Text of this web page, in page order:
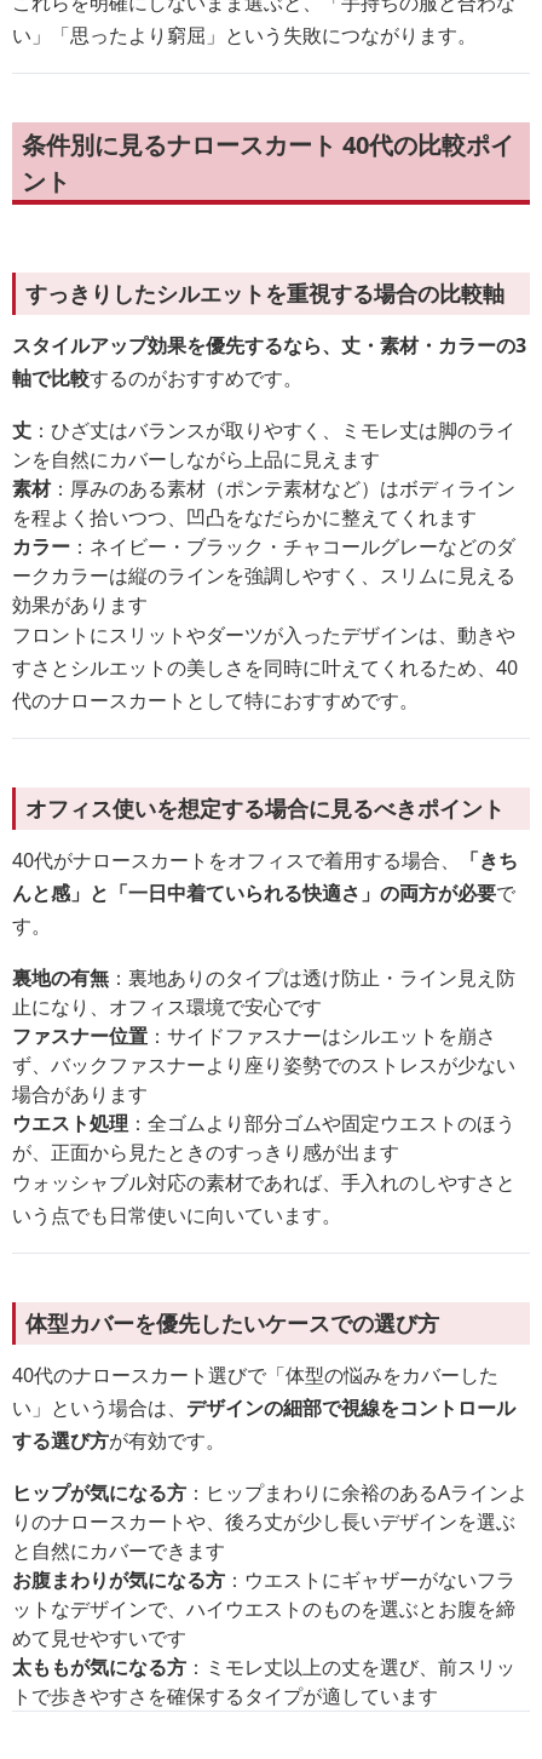
い」「思ったより窮屈」という失敗につながります。
条件別に見るナロースカート 40代の比較ポイ
ント
すっきりしたシルエットを重視する場合の比較軸
スタイルアップ効果を優先するなら、丈・素材・カラーの3
軸で比較するのがおすすめです。
丈 ：ひざ丈はバランスが取りやすく、ミモレ丈は脚のライ
ンを自然にカバーしながら上品に見えます
素材：厚みのある素材（ポンテ素材など）はボディライン
を程よく拾いつつ、凹凸をなだらかに整えてくれます
カラー ：ネイビー・ブラック・チャコールグレーなどのダ
ークカラーは縦のラインを強調しやすく、スリムに見える
効果があります
フロントにスリットやダーツが入ったデザインは、動きや
すさとシルエットの美しさを同時に叶えてくれるため、40
代のナロースカートとして特におすすめです。
オフィス使いを想定する場合に見るべきポイント
40代がナロースカートをオフィスで着用する場合、
「きち
んと感」と「一日中着ていられる快適さ」の両方が必要で
す。
裏地の有無 ：裏地ありのタイプは透け防止・ライン見え防
止になり、オフィス環境で安心です
ファスナー位置 ：サイドファスナーはシルエットを崩さ
ず、バックファスナーより座り姿勢でのストレスが少ない
場合があります
ウエスト処理 ：全ゴムより部分ゴムや固定ウエストのほう
が、正面から見たときのすっきり感が出ます
ウォッシャブル対応の素材であれば、手入れのしやすさと
いう点でも日常使いに向いています。
体型カバーを優先したいケースでの選び方
40代のナロースカート選びで「体型の悩みをカバーした
い」という場合は、 デザインの細部で視線をコントロール
する選び方が有効です。
ヒップが気になる方 ：ヒップまわりに余裕のあるAラインよ
りのナロースカートや、後ろ丈が少し長いデザインを選ぶ
と自然にカバーできます
お腹まわりが気になる方 ：ウエストにギャザーがないフラ
ットなデザインで、ハイウエストのものを選ぶとお腹を締
めて見せやすいです
太ももが気になる方 ：ミモレ丈以上の丈を選び、前スリッ
トで歩きやすさを確保するタイプが適しています